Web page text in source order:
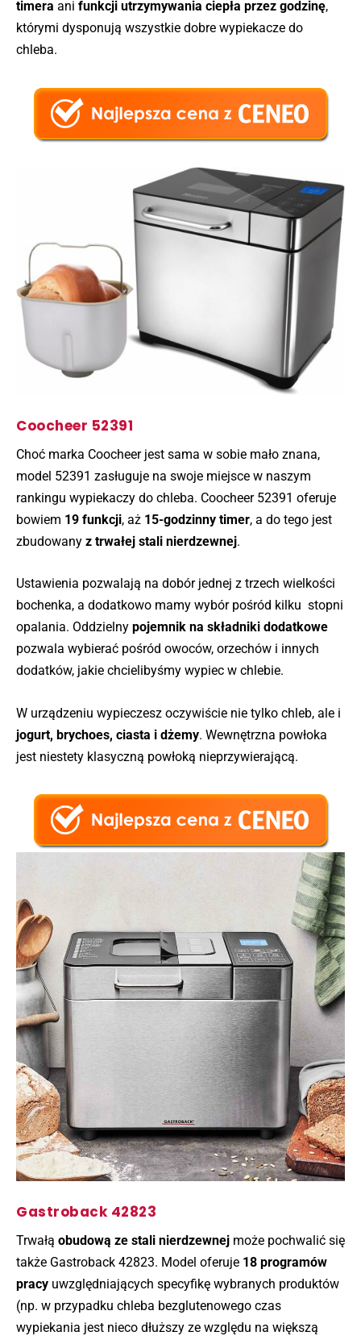
timera ani funkcji utrzymywania ciepła przez godzinę,
którymi dysponują wszystkie dobre wypiekacze do
chleba.
Coocheer 52391
Choć marka Coocheer jest sama w sobie mało znana,
model 52391 zasługuje na swoje miejsce w naszym
rankingu wypiekaczy do chleba. Coocheer 52391 oferuje
bowiem 19 funkcji, aż 15-godzinny timer, a do tego jest
zbudowany z trwałej stali nierdzewnej.
Ustawienia pozwalają na dobór jednej z trzech wielkości
bochenka, a dodatkowo mamy wybór pośród kilku stopni
opalania. Oddzielny pojemnik na składniki dodatkowe
pozwala wybierać pośród owoców, orzechów i innych
dodatków, jakie chcielibyśmy wypiec w chlebie.
W urządzeniu wypieczesz oczywiście nie tylko chleb, ale i
jogurt, brychoes, ciasta i dżemy. Wewnętrzna powłoka
jest niestety klasyczną powłoką nieprzywierającą.
Gastroback 42823
Trwałą obudową ze stali nierdzewnej może pochwalić się
także Gastroback 42823. Model oferuje 18 programów
pracy uwzględniających specyfikę wybranych produktów
(np. w przypadku chleba bezglutenowego czas
wypiekania jest nieco dłuższy ze względu na większą